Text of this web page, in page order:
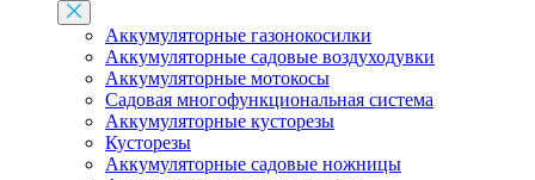
Аккумуляторные газонокосилки
Аккумуляторные садовые воздуходувки
Аккумуляторные мотокосы
Садовая многофункциональная система
Аккумуляторные кусторезы
Кусторезы
Аккумуляторные садовые ножницы